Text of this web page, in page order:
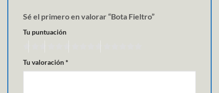
Sé el primero en valorar “Bota Fieltro”
Tu puntuación
Tu valoración*